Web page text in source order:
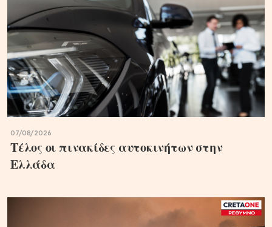
07/08/2026
Τέλος οι πινακίδες αυτοκινήτων στην
Ελλάδα